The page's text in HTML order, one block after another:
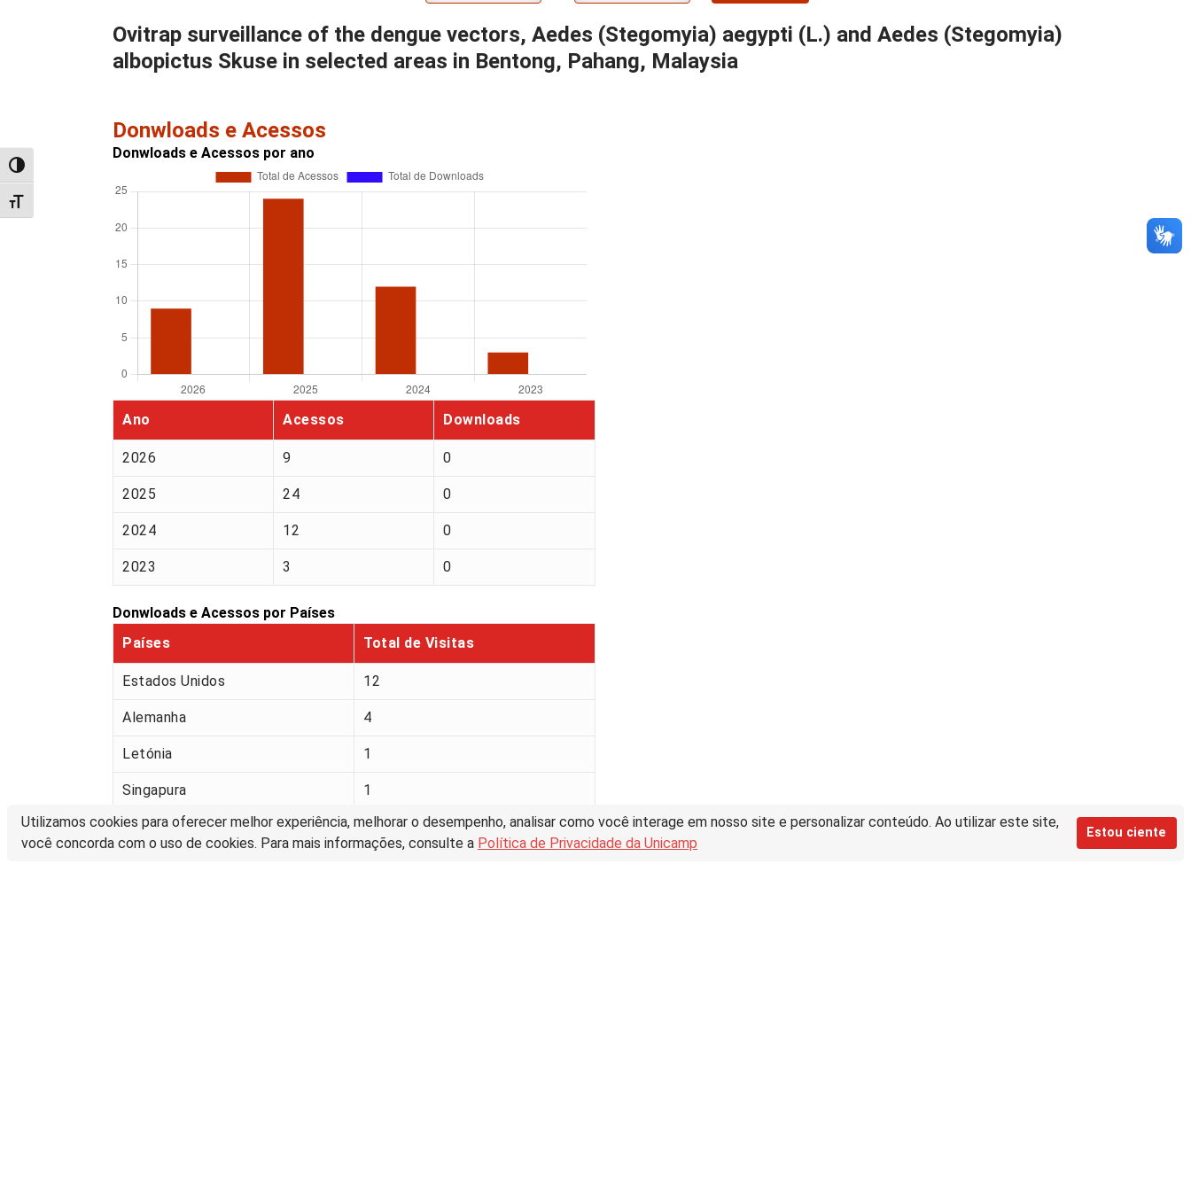
Utilizamos cookies para oferecer melhor experiência, melhorar o desempenho, analisar como você interage em nosso site e personalizar conteúdo. Ao utilizar este site,
você concorda com o uso de cookies. Para mais informações, consulte a Política de Privacidade da Unicamp
Estou ciente
Alternar alto contraste
Alternar tamanho da fonte
Ovitrap surveillance of the dengue vectors, Aedes (Stegomyia) aegypti (L.) and Aedes (Stegomyia)
albopictus Skuse in selected areas in Bentong, Pahang, Malaysia
Donwloads e Acessos
Donwloads e Acessos por ano
Ano Acessos Downloads
2026 9 0
2025 24 0
2024 12 0
2023 3 0
Donwloads e Acessos por Países
Países
Total de Visitas
Estados Unidos 12
Alemanha 4
Letónia 1
Singapura 1